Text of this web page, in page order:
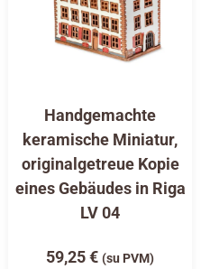
Handgemachte
keramische Miniatur,
originalgetreue Kopie
eines Gebäudes in Riga
LV 04
59,25€ (su PVM)